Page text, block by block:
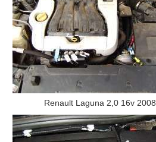
Renault Laguna 2,0 16v 2008